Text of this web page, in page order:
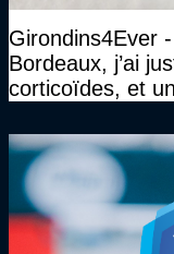
Girondins4Ever
Bordeaux, j’ai
corticoïdes, et